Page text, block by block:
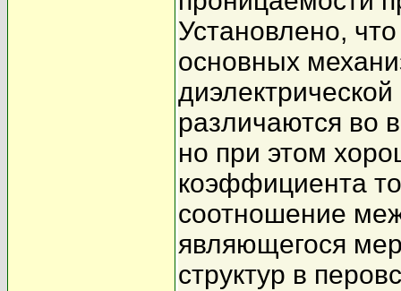
Установлено,
основных
различаются во
но при этом
коэффициента
соотношение
являющегося
структур в